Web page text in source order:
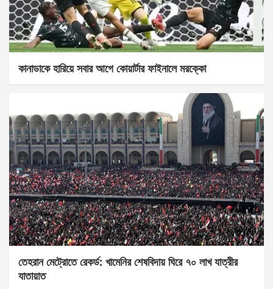
কানাডাকে হারিয়ে সবার আগে কোয়ার্টার ফাইনালে মরক্কো
তেহরান মেট্রোতে রেকর্ড: খামেনির শেষবিদায় ঘিরে ৭০ লাখ যাত্রীর
যাতায়াত